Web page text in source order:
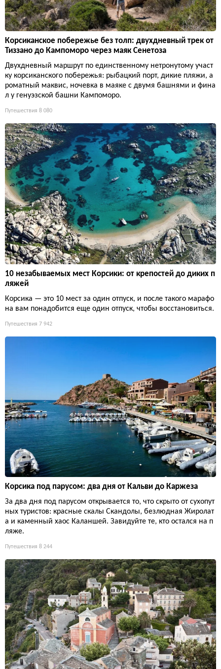
Корсиканское побережье без толп: двухдневный трек от
Тиззано до Кампоморо через маяк Сенетоза
Двухдневный маршрут по единственному нетронутому участ
ку корсиканского побережья: рыбацкий порт, дикие пляжи, а
роматный маквис, ночевка в маяке с двумя башнями и фина
л у генуэзской башни Кампоморо.
Путешествия 8 080
10 незабываемых мест Корсики: от крепостей до диких п
ляжей
Корсика — это 10 мест за один отпуск, и после такого марафо
на вам понадобится еще один отпуск, чтобы восстановиться.
Путешествия 7 942
Корсика под парусом: два дня от Кальви до Каржеза
За два дня под парусом открывается то, что скрыто от сухопут
ных туристов: красные скалы Скандолы, безлюдная Жиролат
а и каменный хаос Каланшей. Завидуйте те, кто остался на п
ляже.
Путешествия 8 244